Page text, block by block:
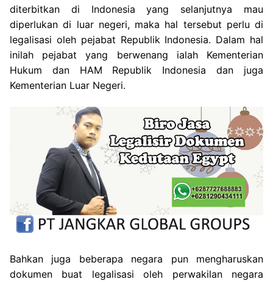
diterbitkan di Indonesia yang selanjutnya mau
diperlukan di luar negeri, maka hal tersebut perlu di
legalisasi oleh pejabat Republik Indonesia. Dalam hal
inilah pejabat yang berwenang ialah Kementerian
Hukum dan HAM Republik Indonesia dan juga
Kementerian Luar Negeri.
Bahkan juga beberapa negara pun mengharuskan
dokumen buat legalisasi oleh perwakilan negara